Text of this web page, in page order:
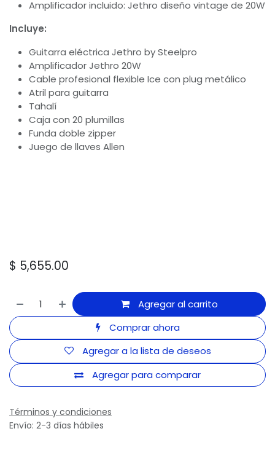
Amplificador incluido: Jethro diseño vintage de 20W
Incluye:
Guitarra eléctrica Jethro by Steelpro
Amplificador Jethro 20W
Cable profesional flexible Ice con plug metálico
Atril para guitarra
Tahalí
Caja con 20 plumillas
Funda doble zipper
Juego de llaves Allen
$ 5,655.00
Agregar al carrito
Comprar ahora
Agregar para comparar
Agregar a la lista de deseos
Términos y condiciones
Envío: 2-3 días hábiles